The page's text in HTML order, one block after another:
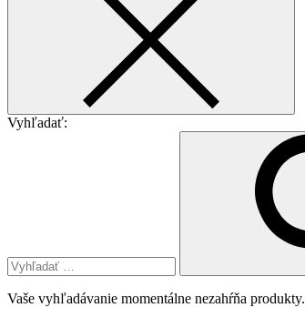
Vyhľadať:
Vaše vyhľadávanie momentálne nezahŕňa produkty.